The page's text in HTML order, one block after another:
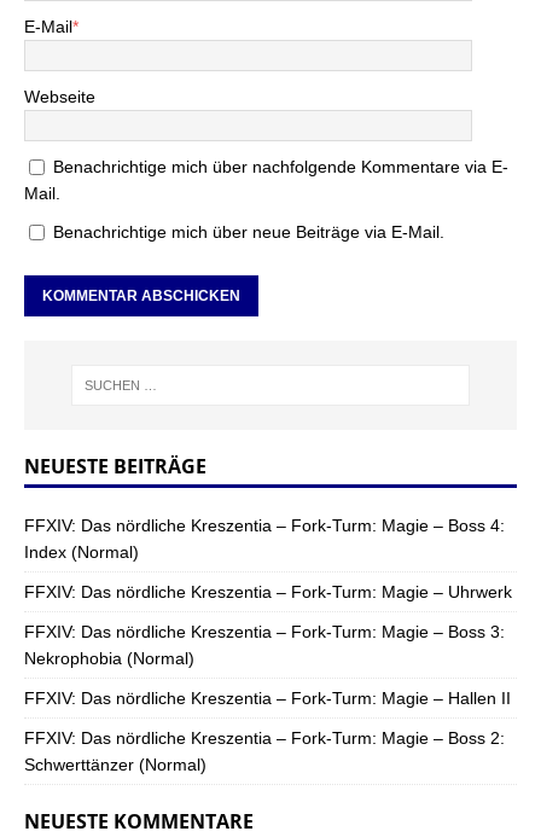
E-Mail*
Webseite
Benachrichtige mich über nachfolgende Kommentare via E-
Mail.
Benachrichtige mich über neue Beiträge via E-Mail.
NEUESTE BEITRÄGE
FFXIV: Das nördliche Kreszentia – Fork-Turm: Magie – Boss 4:
Index (Normal)
FFXIV: Das nördliche Kreszentia – Fork-Turm: Magie – Uhrwerk
FFXIV: Das nördliche Kreszentia – Fork-Turm: Magie – Boss 3:
Nekrophobia (Normal)
FFXIV: Das nördliche Kreszentia – Fork-Turm: Magie – Hallen II
FFXIV: Das nördliche Kreszentia – Fork-Turm: Magie – Boss 2:
Schwerttänzer (Normal)
NEUESTE KOMMENTARE